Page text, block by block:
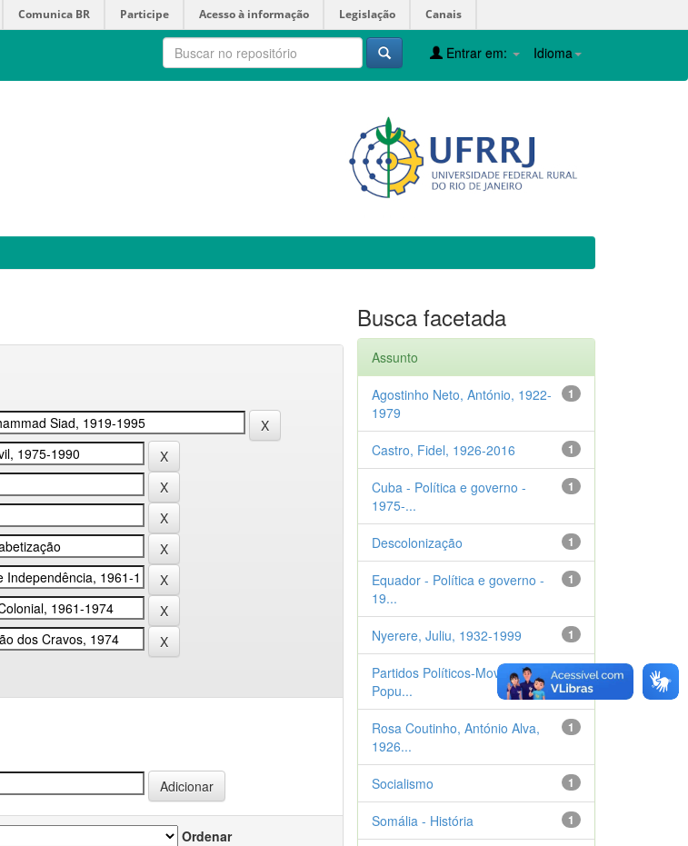
Comunica BR Participe Acesso à informação Legislação Canais
Idioma
Entrar em:
Ordenar
Busca facetada
Assunto
1
Agostinho Neto, António, 1922-
1979
1
Castro, Fidel, 1926-2016
1
Cuba - Política e governo -
1975-...
1
Descolonização
1
Equador - Política e governo -
19...
1
Nyerere, Juliu, 1932-1999
1
Partidos Políticos-Movimento
Popu...
1
Rosa Coutinho, António Alva,
1926...
1
Socialismo
1
Somália - História